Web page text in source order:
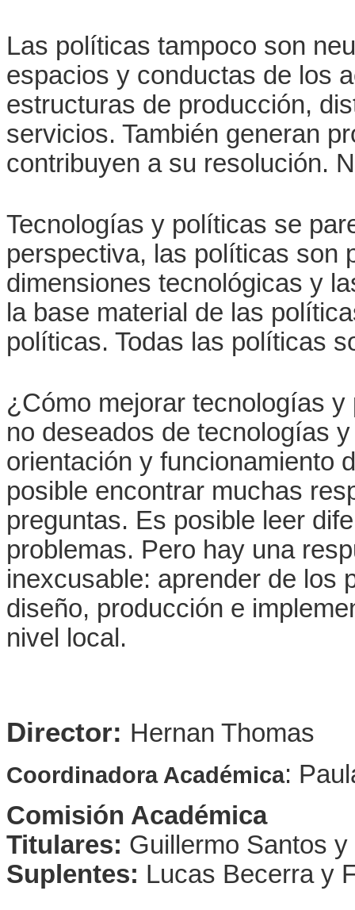
Las políticas tampoco son
espacios y conductas de los
estructuras de producción,
servicios. También generan
contribuyen a su resolución.
Tecnologías y políticas se
perspectiva, las políticas son
dimensiones tecnológicas y
la base material de las
políticas. Todas las políticas
¿Cómo mejorar tecnologías
no deseados de tecnologías
orientación y funcionamiento
posible encontrar muchas
preguntas. Es posible leer
problemas. Pero hay una
inexcusable: aprender de los
diseño, producción e
nivel local.
Director: Hernan Thomas
Coordinadora Académica:
Comisión Académica
Titulares: Guillermo Santos
Suplentes: Lucas Becerra y